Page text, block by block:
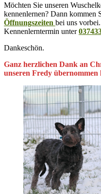
Möchten Sie unseren
kennenlernen? Dann kommen
Öffnungszeiten bei uns
Kennenlerntermin unter
Dankeschön.
Ganz herzlichen Dank an
unseren Fredy übernommen